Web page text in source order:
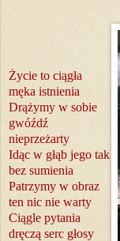
Życie to ciągła
męka istnienia
Drążymy w sobie
gwóźdź
nieprzeżarty
Idąc w głąb jego tak
bez sumienia
Patrzymy w obraz
ten nic nie warty
Ciągle pytania
dręczą serc głosy